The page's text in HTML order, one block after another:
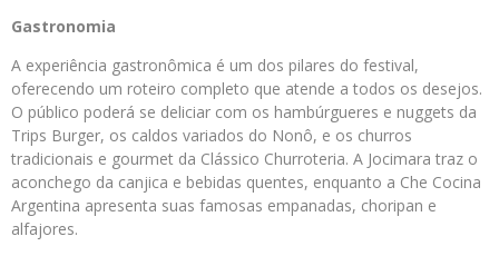
Gastronomia
A experiência gastronômica é um dos pilares do festival,
oferecendo um roteiro completo que atende a todos os desejos.
O público poderá se deliciar com os hambúrgueres e nuggets da
Trips Burger, os caldos variados do Nonô, e os churros
tradicionais e gourmet da Clássico Churroteria. A Jocimara traz o
aconchego da canjica e bebidas quentes, enquanto a Che Cocina
Argentina apresenta suas famosas empanadas, choripan e
alfajores.